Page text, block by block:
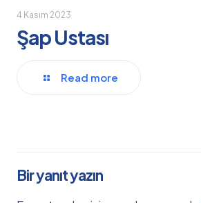
4 Kasım 2023
Şap Ustası
Read more
Bir yanıt yazın